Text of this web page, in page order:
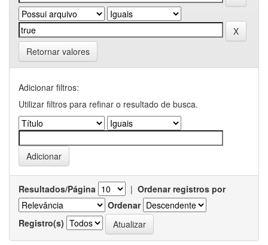
Retornar valores
Adicionar filtros:
Utilizar filtros para refinar o resultado de busca.
Resultados/Página | Ordenar registros por
Ordenar
Registro(s)